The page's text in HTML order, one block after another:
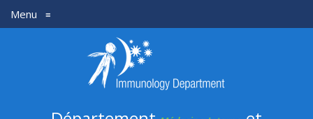
Département
médecine
Interne
Menu ≡